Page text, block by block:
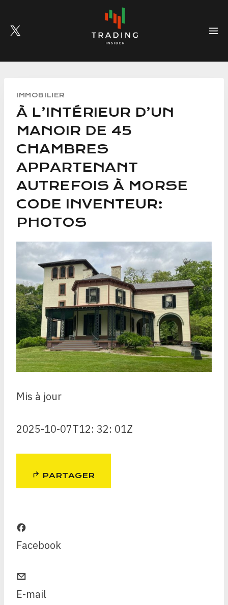
content
IMMOBILIER
À L’INTÉRIEUR D’UN
MANOIR DE 45
CHAMBRES
APPARTENANT
AUTREFOIS À MORSE
CODE INVENTEUR:
PHOTOS
Mis à jour
2025-10-07T12: 32: 01Z
PARTAGER
Facebook
E-mail